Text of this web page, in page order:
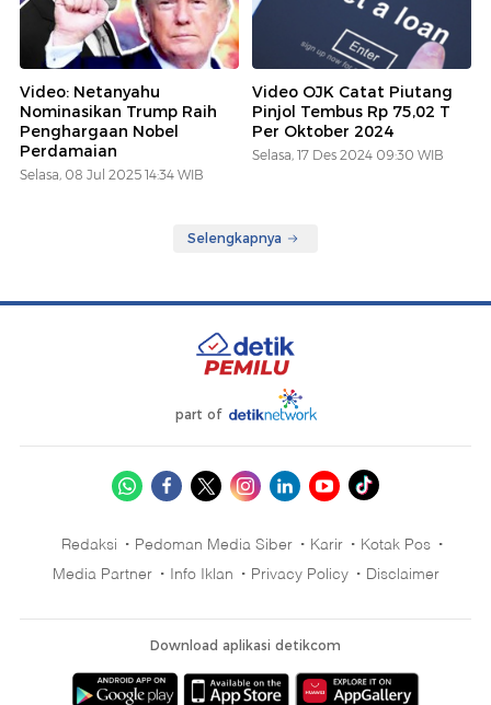
Video: Netanyahu
Nominasikan Trump Raih
Penghargaan Nobel
Perdamaian
Selasa, 08 Jul 2025 14:34 WIB
Video OJK Catat Piutang
Pinjol Tembus Rp 75,02 T
Per Oktober 2024
Selasa, 17 Des 2024 09:30 WIB
Selengkapnya
part of
Redaksi Pedoman Media Siber Karir
Kotak Pos
Media Partner
Info Iklan Privacy Policy Disclaimer
Download aplikasi detikcom